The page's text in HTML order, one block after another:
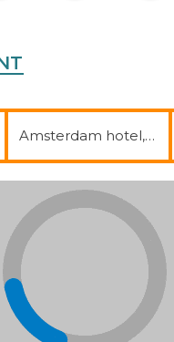
Amsterdam hotel,